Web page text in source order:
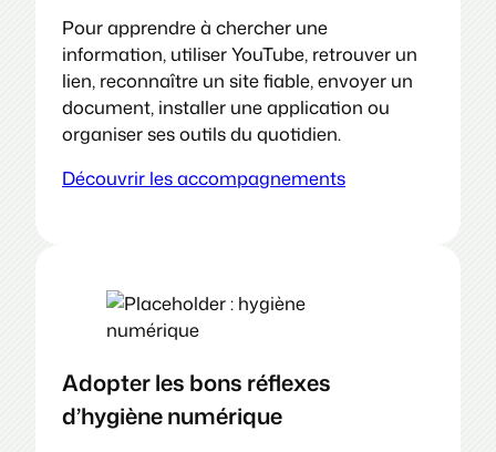
Pour apprendre à chercher une
information, utiliser YouTube, retrouver un
lien, reconnaître un site fiable, envoyer un
document, installer une application ou
organiser ses outils du quotidien.
Découvrir les accompagnements
Adopter les bons réflexes
d’hygiène numérique